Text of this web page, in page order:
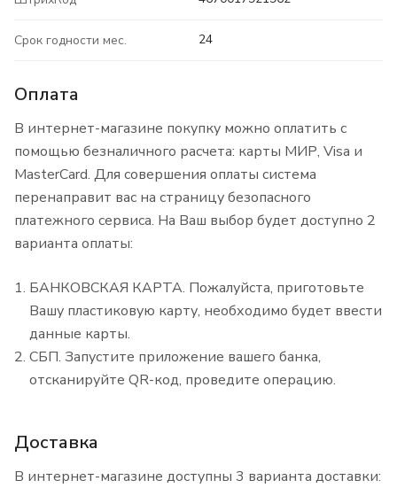
Срок годности мес. 24
Оплата
В интернет-магазине покупку можно оплатить с
помощью безналичного расчета: карты МИР, Visa и
MasterCard. Для совершения оплаты система
перенаправит вас на страницу безопасного
платежного сервиса. На Ваш выбор будет доступно 2
варианта оплаты:
БАНКОВСКАЯ КАРТА. Пожалуйста, приготовьте
Вашу пластиковую карту, необходимо будет ввести
данные карты.
СБП. Запустите приложение вашего банка,
отсканируйте QR-код, проведите операцию.
Доставка
В интернет-магазине доступны 3 варианта доставки: